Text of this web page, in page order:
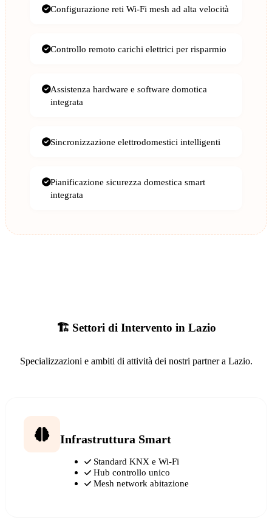
Configurazione reti Wi-Fi mesh ad alta velocità
Controllo remoto carichi elettrici per risparmio
Assistenza hardware e software domotica
integrata
Sincronizzazione elettrodomestici intelligenti
Pianificazione sicurezza domestica smart
integrata
🏗️ Settori di Intervento in Lazio
Specializzazioni e ambiti di attività dei nostri partner a Lazio.
Infrastruttura Smart
Standard KNX e Wi-Fi
Hub controllo unico
Mesh network abitazione